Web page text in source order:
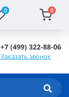
0 0
+7 (499) 322-88-06
Заказать звонок